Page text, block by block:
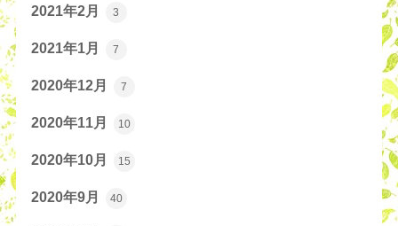
2021年2月 3
2021年1月 7
2020年12月 7
2020年11月 10
2020年10月 15
2020年9月 40